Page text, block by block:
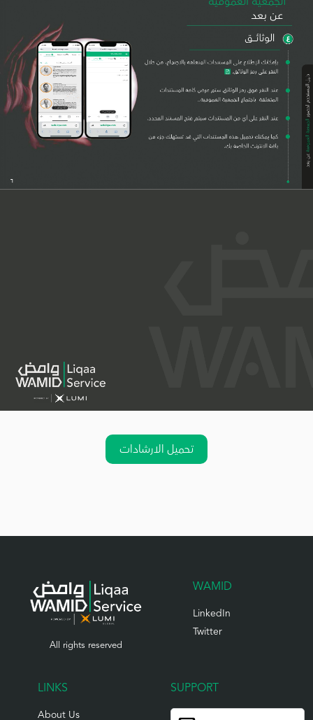
تحميل الارشادات
All rights reserved
WAMID
LinkedIn
Twitter
LINKS
About Us
SUPPORT